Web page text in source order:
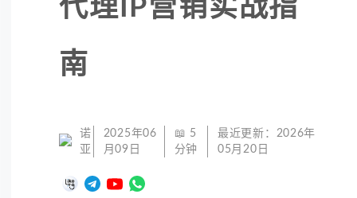
代理IP营销实战指
南
诺
亚
2025年06
月09日
📖 5
分钟
最近更新： 2026年
05月20日